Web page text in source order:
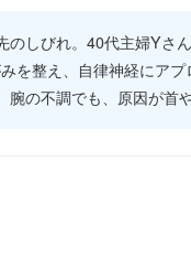
のしびれ。40代主婦Y
整え、自律神経にア
の不調でも、原因が首